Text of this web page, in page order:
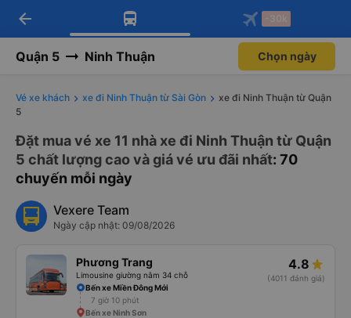
Tải app Vexere ngay!
Nhận ưu đãi thành viên độc
Mở app
Tải app Vexere
-30k/ghế khi đặt vé máy bay qua
Mở app
arrow_back -30k
Quận 5 Ninh Thuận Chọn ngày
Vé xe khách xe đi Ninh Thuận từ Sài Gòn
xe đi Ninh Thuận từ Quận
5
Đặt mua vé xe 11 nhà xe đi Ninh Thuận từ Quận
5 chất lượng cao và giá vé ưu đãi nhất: 70
chuyến mỗi ngày
Vexere Team
Ngày cập nhật: 09/08/2026
Phương Trang
Limousine giường nằm 34 chỗ
4.8
(4011 đánh giá)
Bến xe Miền Đông Mới
7 giờ 10 phút
Bến xe Ninh Sơn